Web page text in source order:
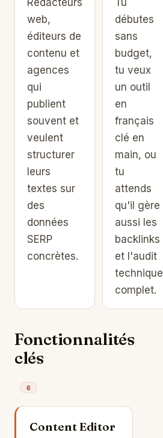
web,
éditeurs de
contenu et
agences
qui
publient
souvent et
veulent
structurer
leurs
textes sur
des
données
SERP
concrètes.
débutes
sans
budget,
tu veux
un outil
en
français
clé en
main, ou
tu
attends
qu'il gère
aussi les
backlinks
et l'audit
technique
complet.
Fonctionnalités
clés
6
Content Editor